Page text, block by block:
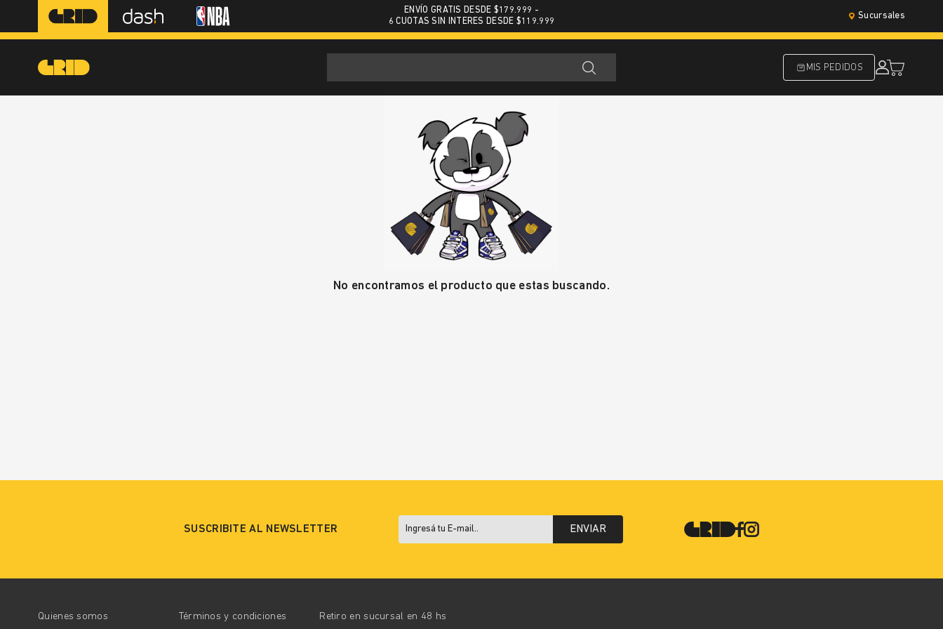
ENVÍO GRATIS DESDE $179.999 -
6 CUOTAS SIN INTERES DESDE $119.999
Sucursales
MIS PEDIDOS
No encontramos el producto que estas buscando.
SUSCRIBITE AL NEWSLETTER ENVIAR
Quienes somos Términos y condiciones Retiro en sucursal en 48 hs